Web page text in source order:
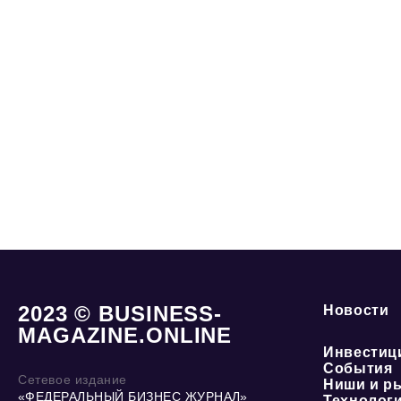
2023 © BUSINESS-
MAGAZINE.ONLINE
Сетевое издание
«ФЕДЕРАЛЬНЫЙ БИЗНЕС ЖУРНАЛ»
Новости
События
Ниши и